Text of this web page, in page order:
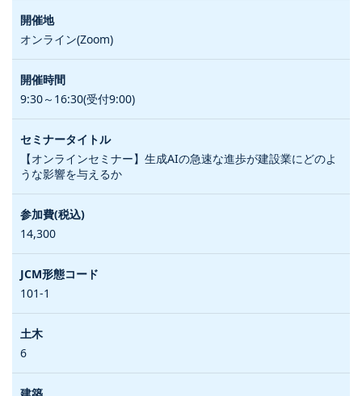
オンライン(Zoom)
9:30～16:30(受付9:00)
【オンラインセミナー】生成AIの急速な進歩が建設業にどのよ
うな影響を与えるか
14,300
101-1
6